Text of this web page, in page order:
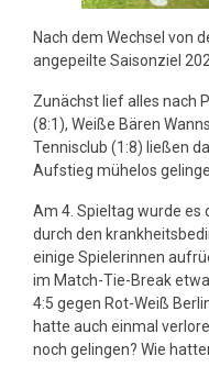
Nach dem Wechsel von
angepeilte Saisonziel
Zunächst lief alles nach
(8:1), Weiße Bären
Tennisclub (1:8) ließen
Aufstieg mühelos
Am 4. Spieltag wurde es
durch den
einige Spielerinnen
im Match-Tie-Break
4:5 gegen Rot-Weiß
hatte auch einmal
noch gelingen? Wie